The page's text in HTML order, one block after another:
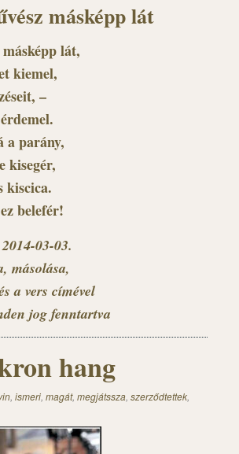
másképp lát
lát,
kiemel,
–
a parány,
kisegér,
kiscica.
belefér!
03-03.
másolása,
a vers címével
jog fenntartva
hang
, ismeri, magát, megjátssza, szerződtettek,